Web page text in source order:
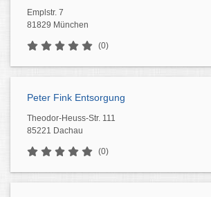
Emplstr. 7
81829 München
(0)
Peter Fink Entsorgung
Theodor-Heuss-Str. 111
85221 Dachau
(0)